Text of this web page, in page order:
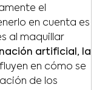
el
en cuenta es
al maquillar
artificial, la
en cómo se
de los